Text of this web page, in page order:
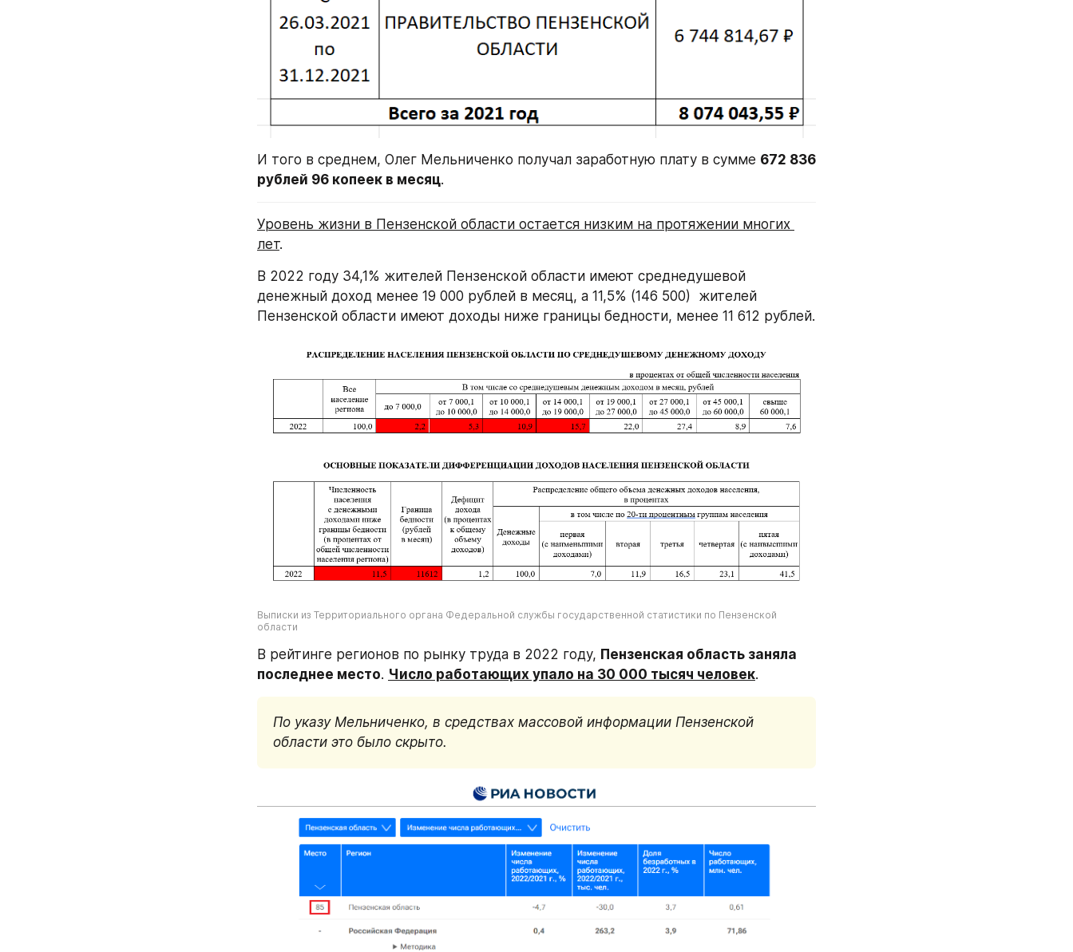
И того в среднем, Олег Мельниченко получал заработную плату в сумме 672 836
рублей 96 копеек в месяц.
Уровень жизни в Пензенской области остается низким на протяжении многих
лет.
В 2022 году 34,1% жителей Пензенской области имеют среднедушевой
денежный доход менее 19 000 рублей в месяц, а 11,5% (146 500)  жителей
Пензенской области имеют доходы ниже границы бедности, менее 11 612 рублей.
Выписки из Территориального органа Федеральной службы государственной статистики по Пензенской
области
В рейтинге регионов по рынку труда в 2022 году, Пензенская область заняла
последнее место. Число работающих упало на 30 000 тысяч человек.
По указу Мельниченко, в средствах массовой информации Пензенской
области это было скрыто.